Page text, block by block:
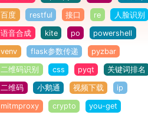
百度 restful 接口 re 人脸识别
语音合成 kite po powershell
venv flask参数传递 pyzbar
二维码识别 css pyqt 关键词排名
二维码 小鹅通 视频下载 ip
mitmproxy crypto you-get